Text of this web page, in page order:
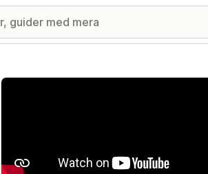
Galleri med utvalda bilder